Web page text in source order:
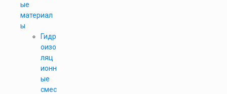
ые
материал
ы
Гидр
оизо
ляц
ионн
ые
смес